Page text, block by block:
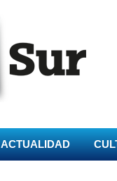
ACTUALIDAD